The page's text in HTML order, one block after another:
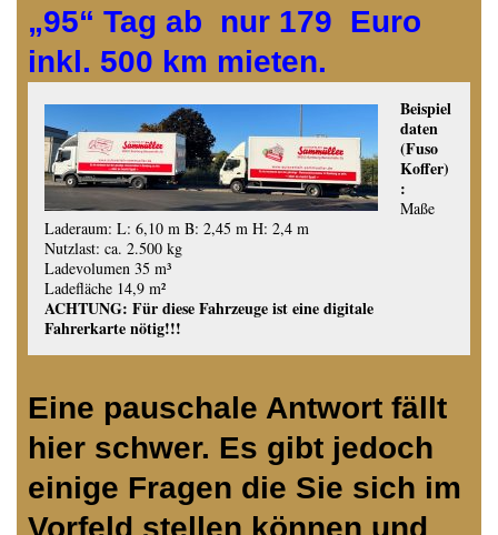
„95“ Tag ab nur 179 Euro
inkl. 500 km mieten.
Beispiel
daten
(Fuso
Koffer)
:
Maße
Laderaum: L: 6,10 m B: 2,45 m H: 2,4 m
Nutzlast: ca. 2.500 kg
Ladevolumen 35 m³
Ladefläche 14,9 m²
ACHTUNG: Für diese Fahrzeuge ist eine digitale
Fahrerkarte nötig!!!
Eine pauschale Antwort fällt
hier schwer. Es gibt jedoch
einige Fragen die Sie sich im
Vorfeld stellen können und